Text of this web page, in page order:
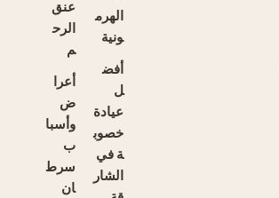
الهرم
ونية
أفض
ل
عيادة
خصوب
ة في
الشار
عنق
الرح
م
أعرا
ض
وأسبا
ب
سرط
ان